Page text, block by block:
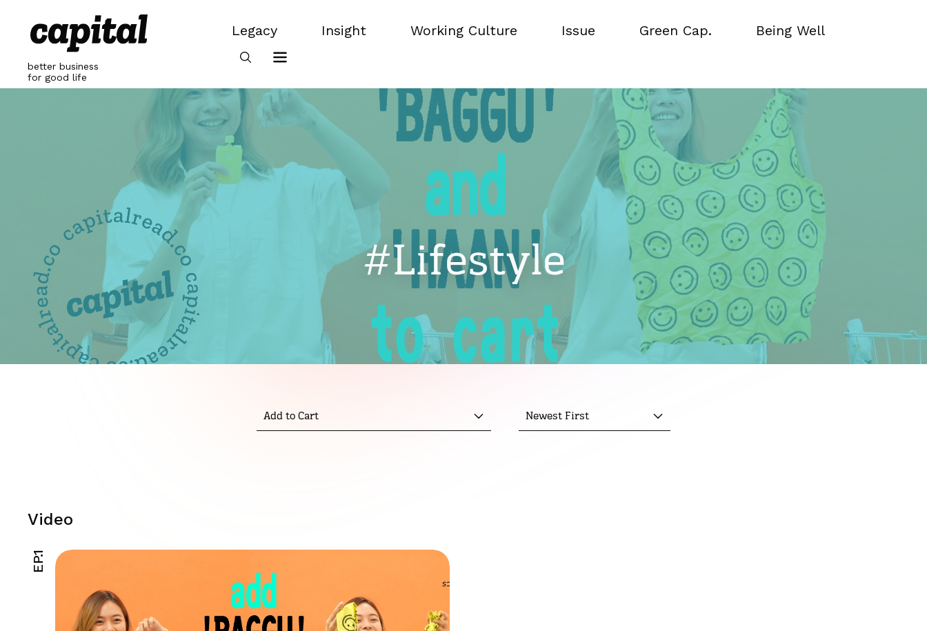
content
better business
for good life
Legacy
Legacy
Insight
Working Culture
Issue
Green Cap.
Being Well
#Lifestyle
Add to Cart Newest First
Video
EP.1